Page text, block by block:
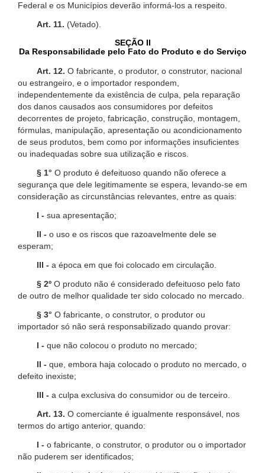
Federal e os Municípios deverão informá-los a respeito.
Art. 11. (Vetado).
SEÇÃO II
Da Responsabilidade pelo Fato do Produto e do Serviço
Art. 12. O fabricante, o produtor, o construtor, nacional
ou estrangeiro, e o importador respondem,
independentemente da existência de culpa, pela reparação
dos danos causados aos consumidores por defeitos
decorrentes de projeto, fabricação, construção, montagem,
fórmulas, manipulação, apresentação ou acondicionamento
de seus produtos, bem como por informações insuficientes
ou inadequadas sobre sua utilização e riscos.
§ 1° O produto é defeituoso quando não oferece a
segurança que dele legitimamente se espera, levando-se em
consideração as circunstâncias relevantes, entre as quais:
I - sua apresentação;
II - o uso e os riscos que razoavelmente dele se
esperam;
III - a época em que foi colocado em circulação.
§ 2º O produto não é considerado defeituoso pelo fato
de outro de melhor qualidade ter sido colocado no mercado.
§ 3° O fabricante, o construtor, o produtor ou
importador só não será responsabilizado quando provar:
I - que não colocou o produto no mercado;
II - que, embora haja colocado o produto no mercado, o
defeito inexiste;
III - a culpa exclusiva do consumidor ou de terceiro.
Art. 13. O comerciante é igualmente responsável, nos
termos do artigo anterior, quando:
I - o fabricante, o construtor, o produtor ou o importador
não puderem ser identificados;